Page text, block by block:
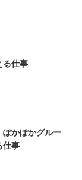
る仕事
ぽかぽかグルー
仕事